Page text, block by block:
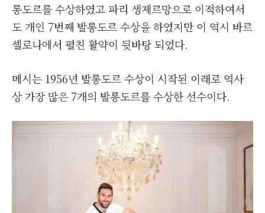
롱도르를 수상하였고 파리 생제르망으로 이적하여서
도 개인 7번째 발롱도르 수상을 하였지만 이 역시 바르
셀로나에서 펼친 활약이 뒷바탕 되었다.
메시는 1956년 발롱도르 수상이 시작된 이래로 역사
상 가장 많은 7개의 발롱도르를 수상한 선수이다.